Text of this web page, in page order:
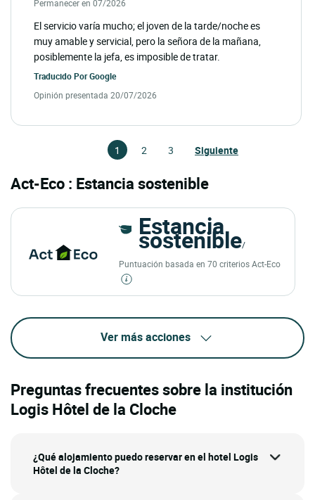
Permanecer en 07/2026
El servicio varía mucho; el joven de la tarde/noche es
muy amable y servicial, pero la señora de la mañana,
posiblemente la jefa, es imposible de tratar.
Traducido PorGoogle
Opinión presentada 20/07/2026
1 2 3 Siguiente
Act-Eco : Estancia sostenible
Estancia
sostenible/
Puntuación basada en 70 criterios Act-Eco
Ver más acciones
Preguntas frecuentes sobre la institución
Logis Hôtel de la Cloche
¿Qué alojamiento puedo reservar en el hotel Logis
Hôtel de la Cloche?